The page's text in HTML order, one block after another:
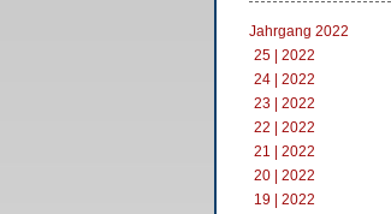
Jahrgang 2022
25 | 2022
24 | 2022
23 | 2022
22 | 2022
21 | 2022
20 | 2022
19 | 2022